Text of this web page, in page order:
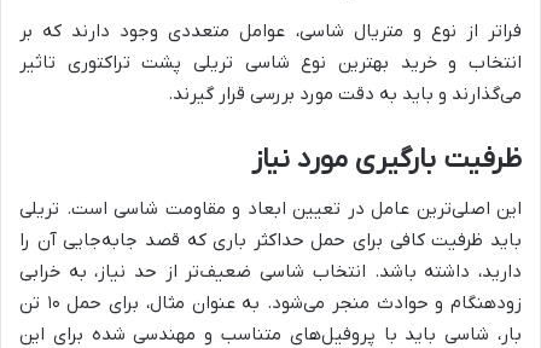
فراتر از نوع و متریال شاسی، عوامل متعددی وجود دارند که بر
انتخاب و خرید بهترین نوع شاسی تریلی پشت تراکتوری تاثیر
می‌گذارند و باید به دقت مورد بررسی قرار گیرند.
ظرفیت بارگیری مورد نیاز
این اصلی‌ترین عامل در تعیین ابعاد و مقاومت شاسی است. تریلی
باید ظرفیت کافی برای حمل حداکثر باری که قصد جابه‌جایی آن را
دارید، داشته باشد. انتخاب شاسی ضعیف‌تر از حد نیاز، به خرابی
زودهنگام و حوادث منجر می‌شود. به عنوان مثال، برای حمل ۱۰ تن
بار، شاسی باید با پروفیل‌های متناسب و مهندسی شده برای این